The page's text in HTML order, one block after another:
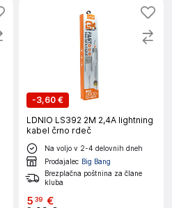
-3,60 €
LDNIO LS392 2M 2,4A lightning
kabel črno rdeč
Na voljo v 2-4 delovnih dneh
Prodajalec Big Bang
Brezplačna poštnina za člane
kluba
5 39 €